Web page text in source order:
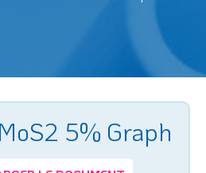
5% Graph